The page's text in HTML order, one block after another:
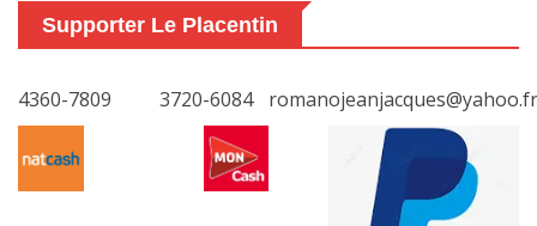
Supporter Le Placentin
4360-7809 3720-6084 romanojeanjacques@yahoo.fr